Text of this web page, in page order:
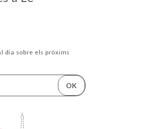
dia sobre els pròxims
OK